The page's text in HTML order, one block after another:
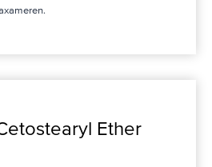
Ether